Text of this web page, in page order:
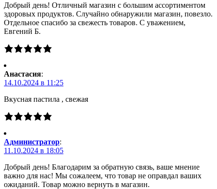
Добрый день! Отличный магазин с большим ассортиментом
здоровых продуктов. Случайно обнаружили магазин, повезло.
Отдельное спасибо за свежесть товаров. С уважением,
Евгений Б.
Анастасия:
14.10.2024 в 11:25
Вкусная пастила , свежая
Администратор:
11.10.2024 в 18:05
Добрый день! Благодарим за обратную связь, ваше мнение
важно для нас! Мы сожалеем, что товар не оправдал ваших
ожиданий. Товар можно вернуть в магазин.